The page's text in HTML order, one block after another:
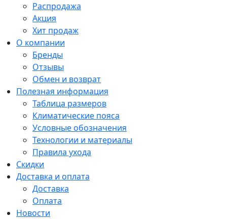
Распродажа
Акция
Хит продаж
О компании
Бренды
Отзывы
Обмен и возврат
Полезная информация
Таблица размеров
Климатические пояса
Условные обозначения
Технологии и материалы
Правила ухода
Скидки
Доставка и оплата
Доставка
Оплата
Новости